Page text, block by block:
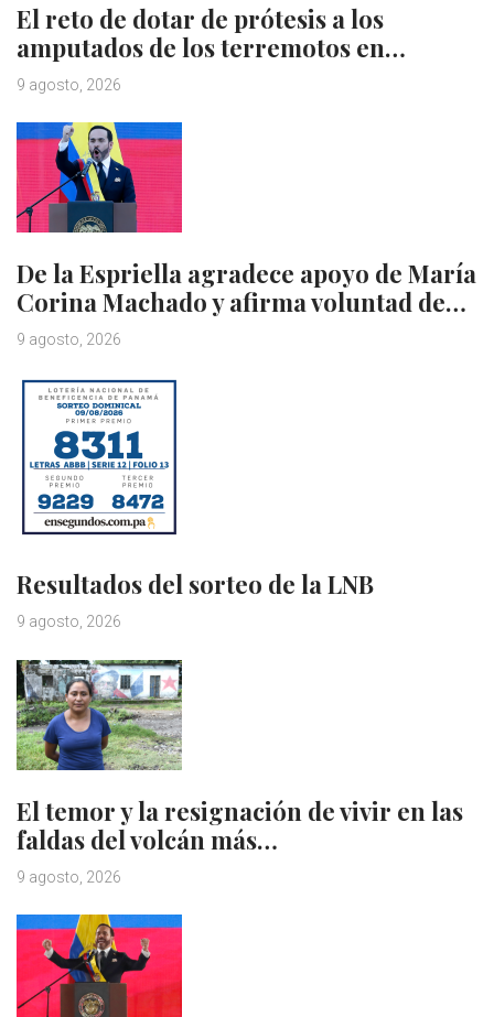
El reto de dotar de prótesis a los
amputados de los terremotos en…
9 agosto, 2026
De la Espriella agradece apoyo de María
Corina Machado y afirma voluntad de…
9 agosto, 2026
Resultados del sorteo de la LNB
9 agosto, 2026
El temor y la resignación de vivir en las
faldas del volcán más…
9 agosto, 2026